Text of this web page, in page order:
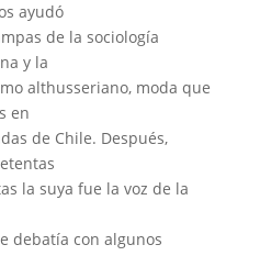
ayudó
de la sociología
y la
althusseriano, moda que
en
de Chile. Después,
la suya fue la voz de la
debatía con algunos